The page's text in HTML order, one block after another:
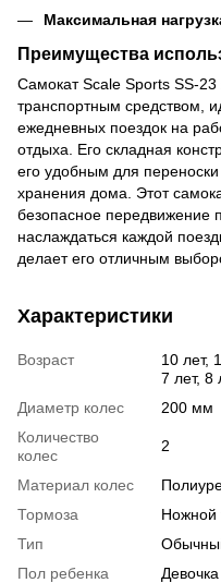
Максимальная
Преимущества
Самокат Scale Sports SS-
транспортным средством,
ежедневных поездок на
отдыха. Его складная
его удобным для
хранения дома. Этот
безопасное передвижение
наслаждаться каждой
делает его отличным
Характеристики
Возраст
10 лет,
7 лет, 8
Диаметр колес
200 мм
Количество
колес
2
Материал колес
Тормоза
Ножной
Тип
Пол ребенка
Девочка